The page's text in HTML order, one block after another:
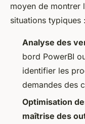
moyen de montrer
situations typiques :
Analyse des
bord PowerBI
identifier les
demandes des
Optimisation
maîtrise des